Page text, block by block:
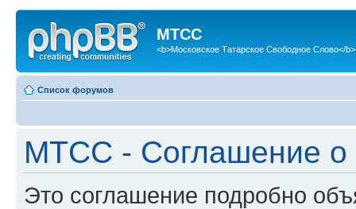
МТСС
<b>Московское Татарское Свободное Слово</b>
Список форумов
МТСС - Соглашение о
Это соглашение подробно